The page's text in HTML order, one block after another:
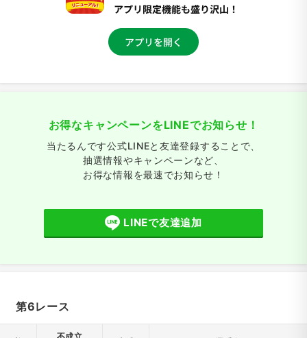
お得なキャンペーンをLINEでお知らせ！
当たるんです公式LINEと友達登録することで、
抽選情報やキャンペーンなど、
お得な情報を最速でお知らせ！
LINEで友達追加
第6レース